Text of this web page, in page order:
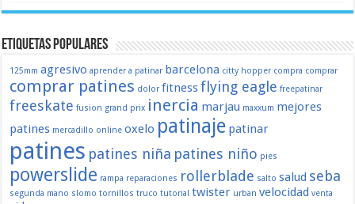
Etiquetas populares
125mm agresivo aprender a patinar barcelona citty hopper compra comprar
comprar patines dolor fitnessflying eagle freepatinar
freeskate fusion grand prix inercia marjau maxxum mejores
patines mercadillo online oxelo patinaje patinar
patines patines niña patines niño pies
powerslide rampa reparaciones rollerblade salto salud seba
segunda mano slomo tornillos truco tutorial twister urban velocidad venta